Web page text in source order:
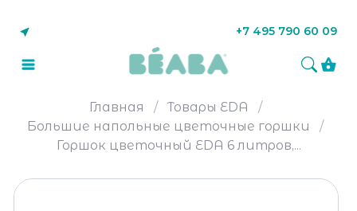
+7 495 790 60 09
Главная
Товары EDA
Большие напольные цветочные горшки
Горшок цветочный EDA 6 литров,...